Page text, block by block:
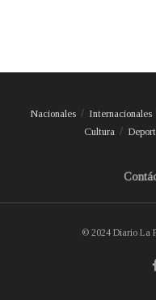
Nacionales Internacionales
Cultura
© 2024 Diario La